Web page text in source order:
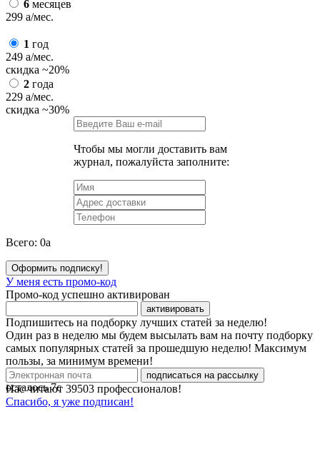
6 месяцев
299 a/мес.
1 год
249 a/мес.
скидка ~20%
2 года
229 a/мес.
скидка ~30%
Чтобы мы могли доставить вам
журнал, пожалуйста заполните:
Всего: 0a
Оформить подписку!
У меня есть промо-код
Промо-код успешно активирован
активировать
Подпишитесь на подборку лучших статей за неделю!
Один раз в неделю мы будем высылать вам на почту подборку
самых популярных статей за прошедшую неделю! Максимум
пользы, за минимум времени!
подписаться на рассылку
Нас читают 39503 профессионалов!
Спасибо, я уже подписан!
осталось7с